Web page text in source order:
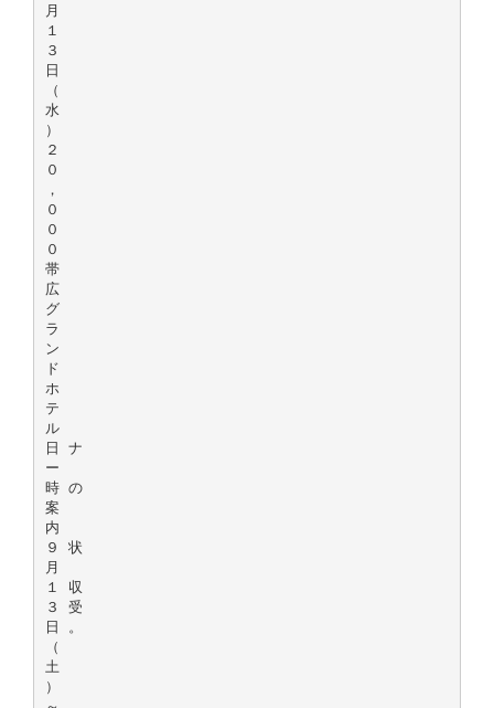
月
１
３
日
（
水
）
２
０
，
０
０
０
帯
広
グ
ラ
ン
ド
ホ
テ
ル
日 ナ
ー
時 の
案
内
９ 状
月
１ 収
３ 受
日 。
（
土
）